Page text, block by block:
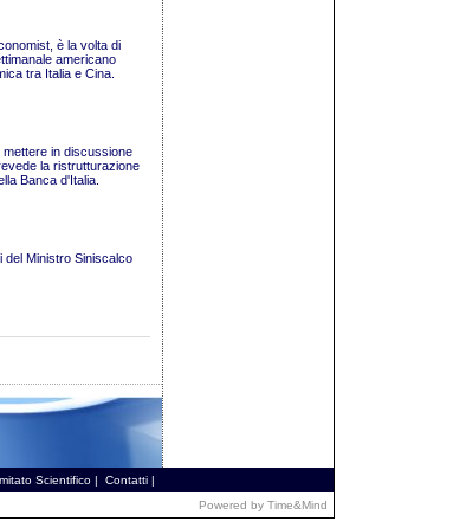
è la volta di
americano
tra Italia e Cina.
in discussione
la ristrutturazione
Banca d'Italia.
del Ministro Siniscalco
Scientifico| Contatti|
Powered by Time&Mind